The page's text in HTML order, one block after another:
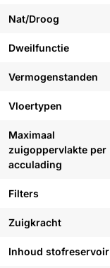
Nat/Droog
Dweilfunctie
Vermogenstanden
Vloertypen
Maximaal
zuigoppervlakte per
acculading
Filters
Zuigkracht
Inhoud stofreservoir